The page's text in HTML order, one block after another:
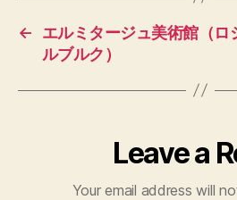
←
エルミタージュ美術館（ロ
ルブルク）
Leave a
Your email address will